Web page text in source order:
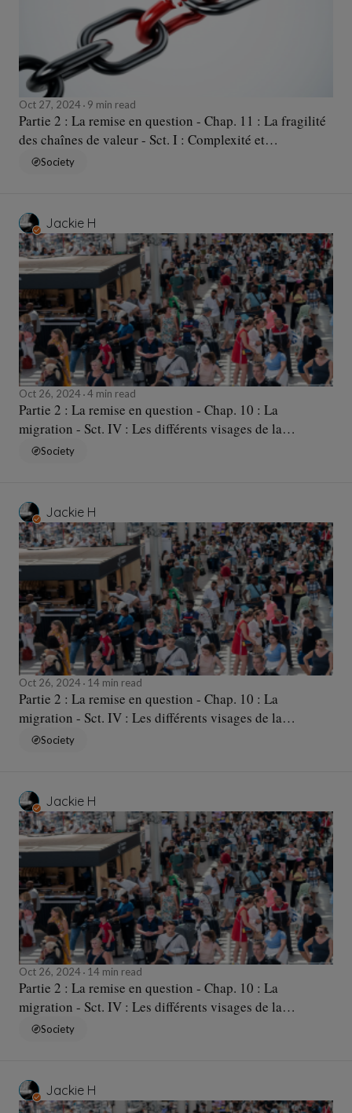
Oct 27, 2024 9 min read
Partie 2 : La remise en question - Chap. 11 : La fragilité
des chaînes de valeur - Sct. I : Complexité et
dépendance
Society
Jackie H
Oct 26, 2024 4 min read
Partie 2 : La remise en question - Chap. 10 : La
migration - Sct. IV : Les différents visages de la
migration... - Sqc. d : Une question d'échange ?
Society
Jackie H
Oct 26, 2024 14 min read
Partie 2 : La remise en question - Chap. 10 : La
migration - Sct. IV : Les différents visages de la
migration... - Sqc. c : De nouveaux concepts ?
Society
Jackie H
Oct 26, 2024 14 min read
Partie 2 : La remise en question - Chap. 10 : La
migration - Sct. IV : Les différents visages de la
migration... - Sqc. b : De nouvelles causes ?
Society
Jackie H